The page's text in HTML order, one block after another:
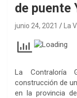
de puente
junio 24, 2021 La
La Contraloría
construcción de
en la provincia